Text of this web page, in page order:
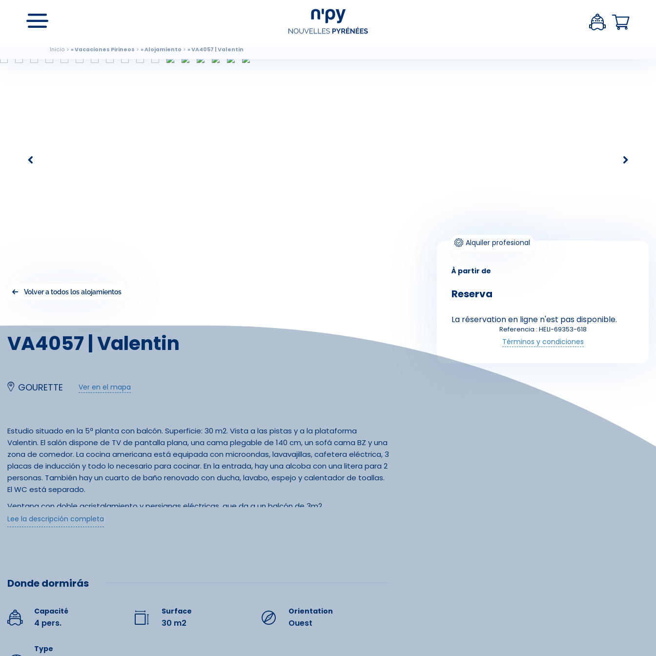
Inicio Vacaciones Pirineos Alojamiento VA4057 | Valentin
Skieurs
Volver a todos los alojamientos
VA4057 | Valentin
GOURETTE Ver en el mapa
Estudio situado en la 5ª planta con balcón. Superficie: 30 m2. Vista a las pistas y a la plataforma
Valentin. El salón dispone de TV de pantalla plana, una cama plegable de 140 cm, un sofá cama BZ y una
zona de comedor. La cocina americana está equipada con microondas, lavavajillas, cafetera eléctrica, 3
placas de inducción y todo lo necesario para cocinar. En la entrada, hay una alcoba con una litera para 2
personas. También hay un cuarto de baño renovado con ducha, lavabo, espejo y calentador de toallas.
El WC está separado.
Ventana con doble acristalamiento y persianas eléctricas, que da a un balcón de 3m2.
El acceso a la terraza central de la explanada du valentin estará prohibido (obras de aparcamiento
Tasa turística: tarifa en vigor/noche/persona mayor de 18 años.
estancia.
Fianza de 260 euros (huella de tarjeta de crédito).
Lee la descripción completa
Donde dormirás
Capacité
4 pers.
Surface
30 m2
Orientation
Ouest
Type
Lit double
Alquiler profesional
À partir de
Reserva
La réservation en ligne n'est pas disponible.
Referencia : HELI-69353-618
Términos y condiciones